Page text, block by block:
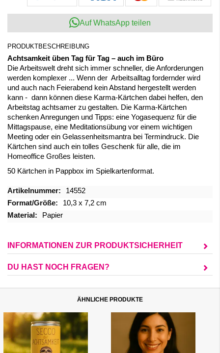
Auf WhatsApp teilen
PRODUKTBESCHREIBUNG
Achtsamkeit üben Tag für Tag – auch im Büro
Die Arbeitswelt dreht sich immer schneller, die Anforderungen
werden komplexer ... Wenn der Arbeitsalltag fordernder wird
und auch nach Feierabend kein Abstand hergestellt werden
kann - dann können diese Karma-Kärtchen dabei helfen, den
Arbeitstag achtsamer zu gestalten. Die Karma-Kärtchen
schenken Anregungen und Tipps: eine Yogasequenz für die
Mittagspause, eine Meditationsübung vor einem wichtigen
Meeting oder ein Gelassenheitsmantra bei Termindruck. Die
Kärtchen sind auch ein tolles Geschenk für alle, die im
Homeoffice Großes leisten.
50 Kärtchen in Pappbox im Spielkartenformat.
Mehr
Informationen
14552
10,3 x 7,2 cm
Papier
INFORMATIONEN ZUR PRODUKTSICHERHEIT
DU HAST NOCH FRAGEN?
ÄHNLICHE PRODUKTE